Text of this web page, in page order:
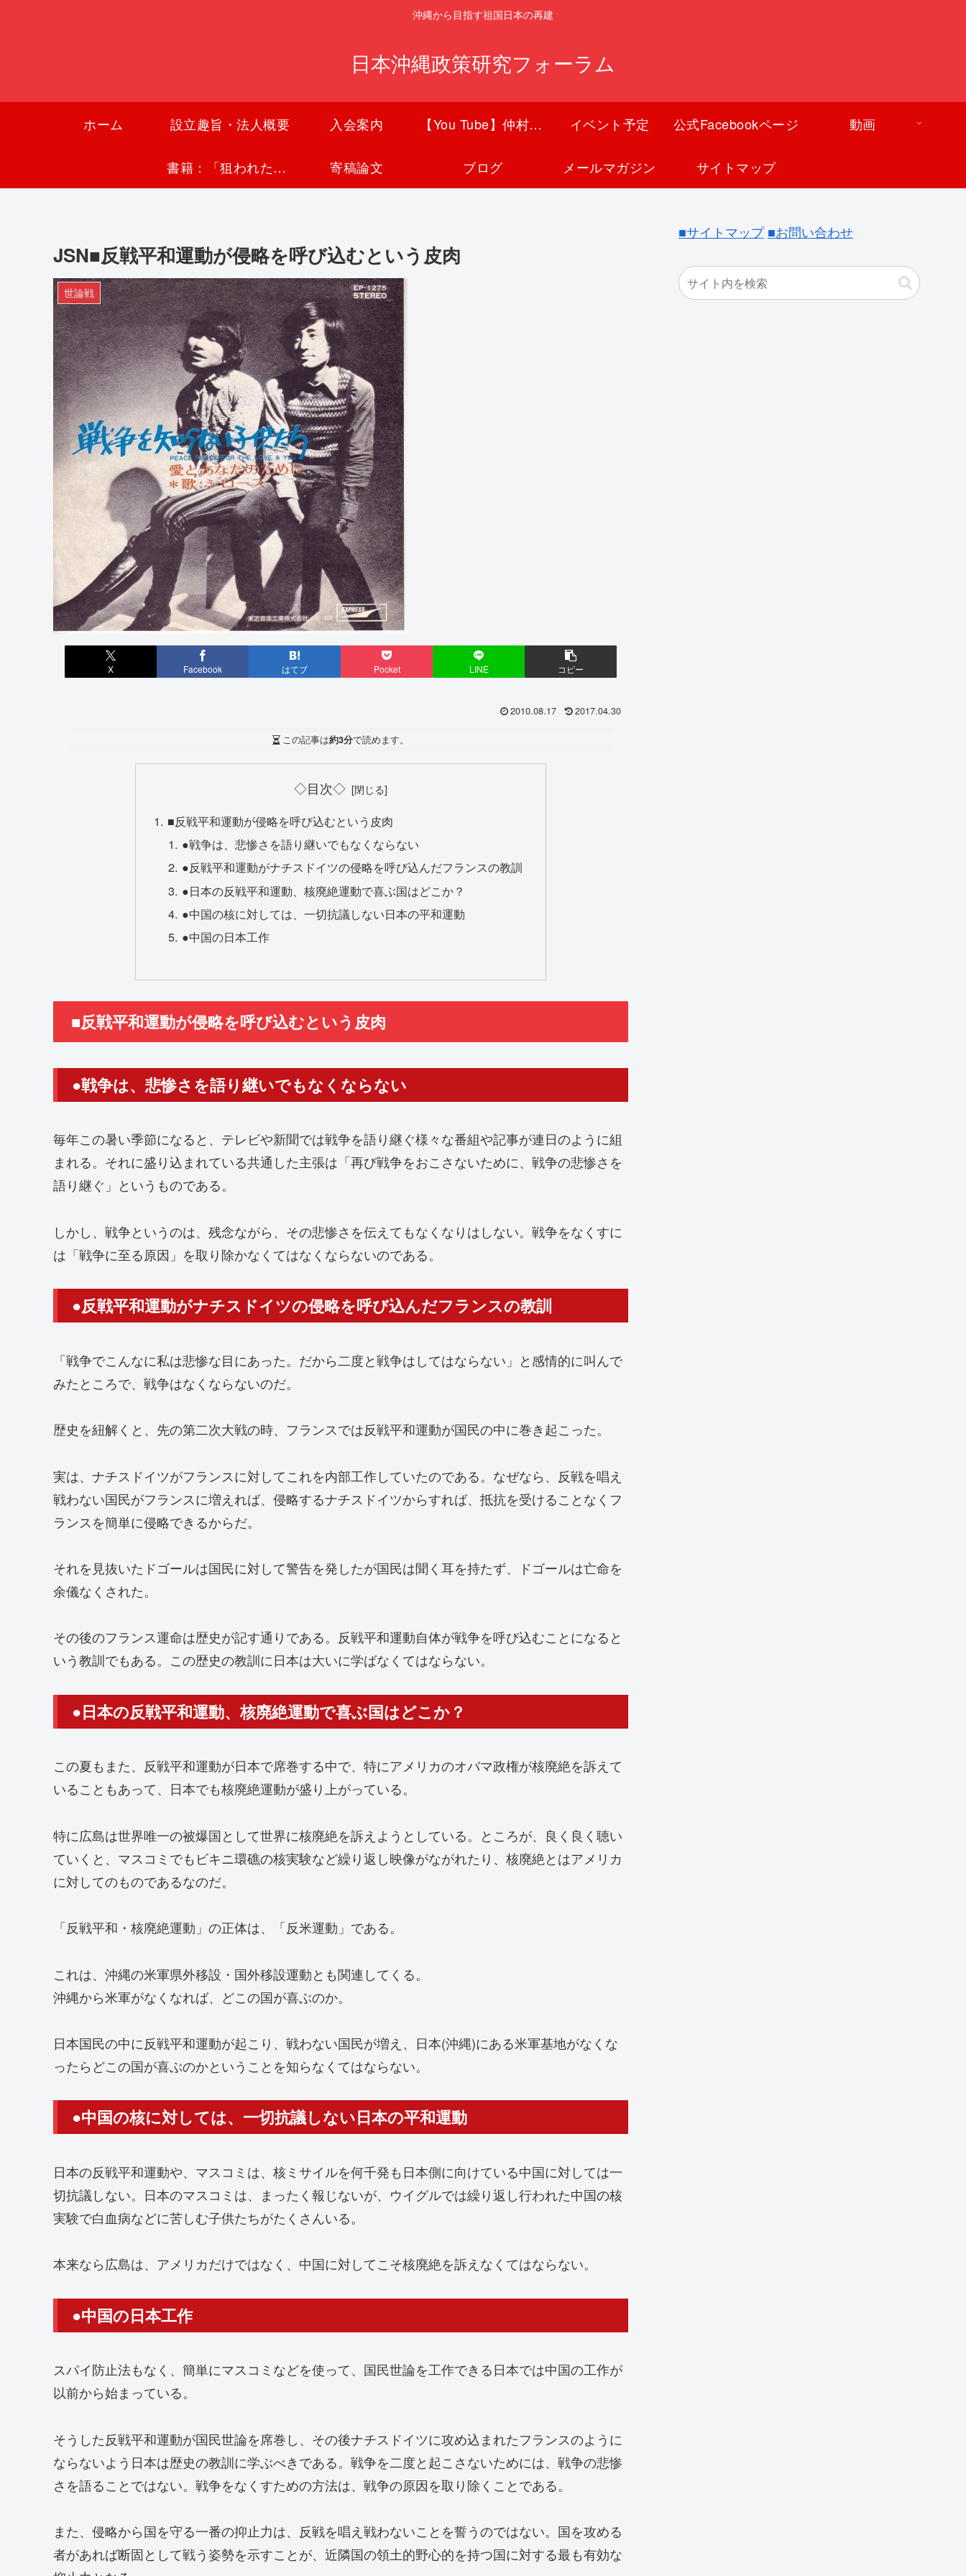
沖縄から目指す祖国日本の再建
日本沖縄政策研究フォーラム
ホーム 設立趣旨・法人概要 入会案内 【You Tube】仲村覚チャンネル イベント予定 公式Facebookページ 動画
書籍：「狙われた沖縄〜真実の沖縄史が日本を救う〜」 寄稿論文 ブログ メールマガジン サイトマップ
JSN■反戦平和運動が侵略を呼び込むという皮肉
世論戦
X Facebook はてブ Pocket LINE コピー
2010.08.17 2017.04.30
この記事は約3分で読めます。
◇目次◇
■反戦平和運動が侵略を呼び込むという皮肉
●戦争は、悲惨さを語り継いでもなくならない
●反戦平和運動がナチスドイツの侵略を呼び込んだフランスの教訓
●日本の反戦平和運動、核廃絶運動で喜ぶ国はどこか？
●中国の核に対しては、一切抗議しない日本の平和運動
●中国の日本工作
■反戦平和運動が侵略を呼び込むという皮肉
●戦争は、悲惨さを語り継いでもなくならない
毎年この暑い季節になると、テレビや新聞では戦争を語り継ぐ様々な番組や記事が連日のように組
まれる。それに盛り込まれている共通した主張は「再び戦争をおこさないために、戦争の悲惨さを
語り継ぐ」というものである。
しかし、戦争というのは、残念ながら、その悲惨さを伝えてもなくなりはしない。戦争をなくすに
は「戦争に至る原因」を取り除かなくてはなくならないのである。
●反戦平和運動がナチスドイツの侵略を呼び込んだフランスの教訓
「戦争でこんなに私は悲惨な目にあった。だから二度と戦争はしてはならない」と感情的に叫んで
みたところで、戦争はなくならないのだ。
歴史を紐解くと、先の第二次大戦の時、フランスでは反戦平和運動が国民の中に巻き起こった。
実は、ナチスドイツがフランスに対してこれを内部工作していたのである。なぜなら、反戦を唱え
戦わない国民がフランスに増えれば、侵略するナチスドイツからすれば、抵抗を受けることなくフ
ランスを簡単に侵略できるからだ。
それを見抜いたドゴールは国民に対して警告を発したが国民は聞く耳を持たず、ドゴールは亡命を
余儀なくされた。
その後のフランス運命は歴史が記す通りである。反戦平和運動自体が戦争を呼び込むことになると
いう教訓でもある。この歴史の教訓に日本は大いに学ばなくてはならない。
●日本の反戦平和運動、核廃絶運動で喜ぶ国はどこか？
この夏もまた、反戦平和運動が日本で席巻する中で、特にアメリカのオバマ政権が核廃絶を訴えて
いることもあって、日本でも核廃絶運動が盛り上がっている。
特に広島は世界唯一の被爆国として世界に核廃絶を訴えようとしている。ところが、良く良く聴い
ていくと、マスコミでもビキニ環礁の核実験など繰り返し映像がながれたり、核廃絶とはアメリカ
に対してのものであるなのだ。
「反戦平和・核廃絶運動」の正体は、「反米運動」である。
これは、沖縄の米軍県外移設・国外移設運動とも関連してくる。
沖縄から米軍がなくなれば、どこの国が喜ぶのか。
日本国民の中に反戦平和運動が起こり、戦わない国民が増え、日本(沖縄)にある米軍基地がなくな
ったらどこの国が喜ぶのかということを知らなくてはならない。
●中国の核に対しては、一切抗議しない日本の平和運動
日本の反戦平和運動や、マスコミは、核ミサイルを何千発も日本側に向けている中国に対しては一
切抗議しない。日本のマスコミは、まったく報じないが、ウイグルでは繰り返し行われた中国の核
実験で白血病などに苦しむ子供たちがたくさんいる。
本来なら広島は、アメリカだけではなく、中国に対してこそ核廃絶を訴えなくてはならない。
●中国の日本工作
スパイ防止法もなく、簡単にマスコミなどを使って、国民世論を工作できる日本では中国の工作が
以前から始まっている。
そうした反戦平和運動が国民世論を席巻し、その後ナチスドイツに攻め込まれたフランスのように
ならないよう日本は歴史の教訓に学ぶべきである。戦争を二度と起こさないためには、戦争の悲惨
さを語ることではない。戦争をなくすための方法は、戦争の原因を取り除くことである。
また、侵略から国を守る一番の抑止力は、反戦を唱え戦わないことを誓うのではない。国を攻める
者があれば断固として戦う姿勢を示すことが、近隣国の領土的野心的を持つ国に対する最も有効な
■サイトマップ ■お問い合わせ